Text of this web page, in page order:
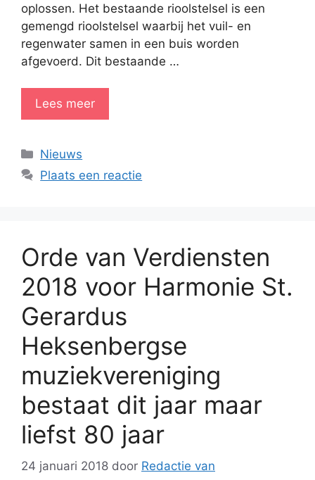
oplossen. Het bestaande rioolstelsel is een
gemengd rioolstelsel waarbij het vuil- en
regenwater samen in een buis worden
afgevoerd. Dit bestaande …
Lees meer
Categorieën
Nieuws
Plaats een reactie
Orde van Verdiensten
2018 voor Harmonie St.
Gerardus
Heksenbergse
muziekvereniging
bestaat dit jaar maar
liefst 80 jaar
24 januari 2018 door Redactie van